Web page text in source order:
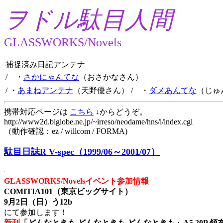
ヲドル駄目人間
GLASSWORKS/Novels
捕捉済み日記アンテナ
/ ・ さかにゃんてな （おさかなさん）
/ ・ あまねアンテナ （天野優さん） / ・ ダメあんてな （じ
携帯対応ページは こちら ↓からどうぞ。
http://www2d.biglobe.ne.jp/~irreso/neodame/hns/i/index.cgi
（動作確認：ez / willcom / FORMA)
駄目日誌R V-spec（1999/06～2001/07）
GLASSWORKS/Novelsイベント参加情報
COMITIA101（東京ビッグサイト）
9月2日（日）う12b
にて参加します！